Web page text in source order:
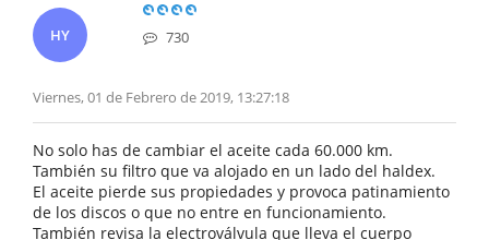
HY 730
Viernes, 01 de Febrero de 2019, 13:27:18
No solo has de cambiar el aceite cada 60.000 km.
También su filtro que va alojado en un lado del haldex.
El aceite pierde sus propiedades y provoca patinamiento
de los discos o que no entre en funcionamiento.
También revisa la electroválvula que lleva el cuerpo